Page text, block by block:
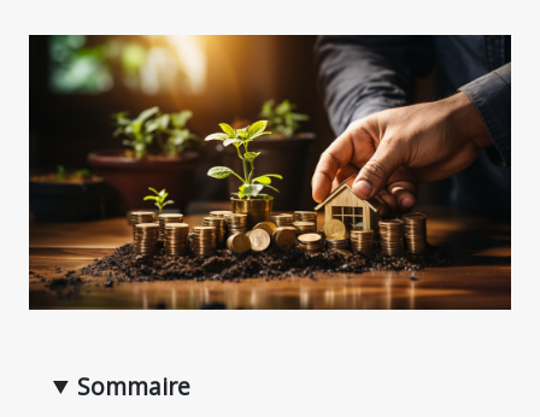
Sommaire